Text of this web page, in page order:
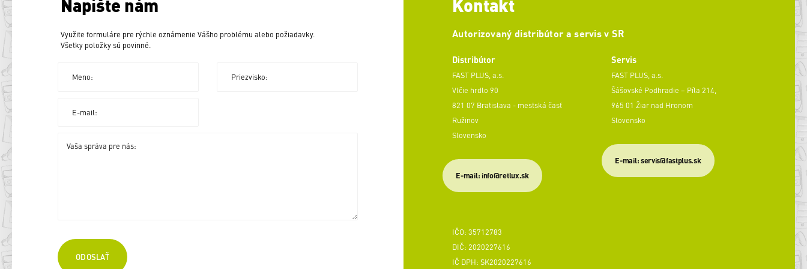
Napíšte nám
Využite formuláre pre rýchle oznámenie Vášho problému alebo požiadavky.
Všetky položky sú povinné.
Kontakt
Autorizovaný distribútor a servis v SR
Distribútor
FAST PLUS, a.s.
Vlčie hrdlo 90
821 07 Bratislava - mestská časť
Ružinov
Slovensko
E-mail: info@retlux.sk
IČO: 35712783
DIČ: 2020227616
IČ DPH: SK2020227616
Servis
FAST PLUS, a.s.
Šášovské Podhradie – Píla 214,
965 01 Žiar nad Hronom
Slovensko
​E-mail: servis@fastplus.sk